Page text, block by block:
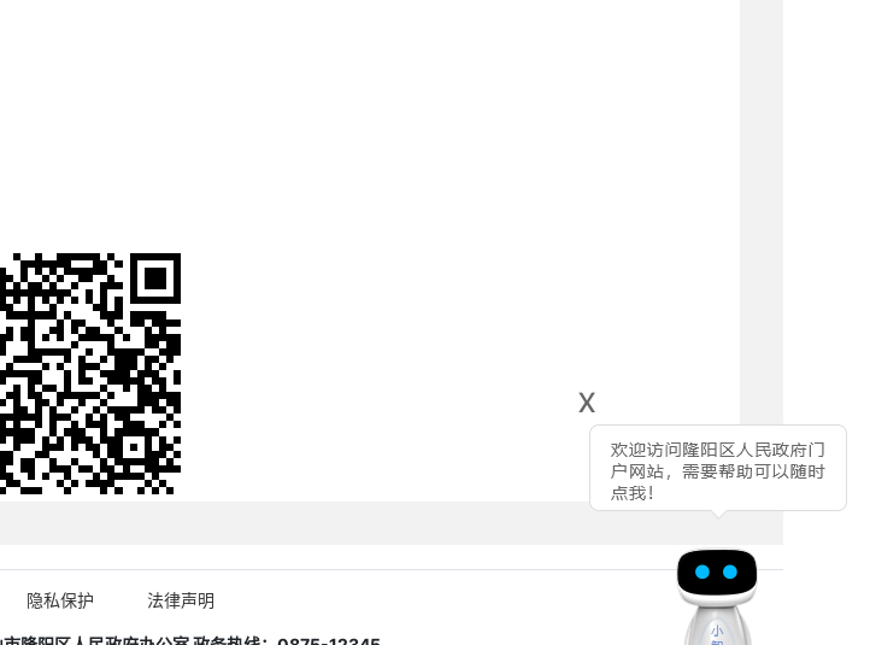
x
隐私保护 法律声明